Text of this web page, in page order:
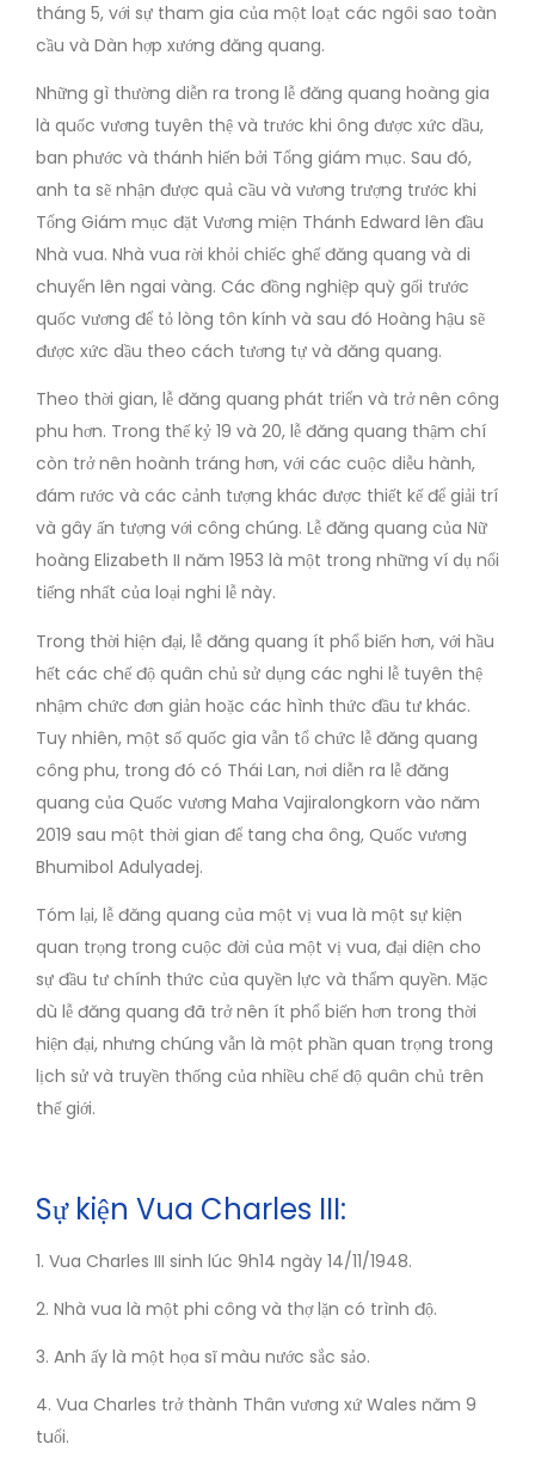
tháng 5, với sự tham gia của một loạt các ngôi sao toàn
cầu và Dàn hợp xướng đăng quang.
Những gì thường diễn ra trong lễ đăng quang hoàng gia
là quốc vương tuyên thệ và trước khi ông được xức dầu,
ban phước và thánh hiến bởi Tổng giám mục. Sau đó,
anh ta sẽ nhận được quả cầu và vương trượng trước khi
Tổng Giám mục đặt Vương miện Thánh Edward lên đầu
Nhà vua. Nhà vua rời khỏi chiếc ghế đăng quang và di
chuyển lên ngai vàng. Các đồng nghiệp quỳ gối trước
quốc vương để tỏ lòng tôn kính và sau đó Hoàng hậu sẽ
được xức dầu theo cách tương tự và đăng quang.
Theo thời gian, lễ đăng quang phát triển và trở nên công
phu hơn. Trong thế kỷ 19 và 20, lễ đăng quang thậm chí
còn trở nên hoành tráng hơn, với các cuộc diễu hành,
đám rước và các cảnh tượng khác được thiết kế để giải trí
và gây ấn tượng với công chúng. Lễ đăng quang của Nữ
hoàng Elizabeth II năm 1953 là một trong những ví dụ nổi
tiếng nhất của loại nghi lễ này.
Trong thời hiện đại, lễ đăng quang ít phổ biến hơn, với hầu
hết các chế độ quân chủ sử dụng các nghi lễ tuyên thệ
nhậm chức đơn giản hoặc các hình thức đầu tư khác.
Tuy nhiên, một số quốc gia vẫn tổ chức lễ đăng quang
công phu, trong đó có Thái Lan, nơi diễn ra lễ đăng
quang của Quốc vương Maha Vajiralongkorn vào năm
2019 sau một thời gian để tang cha ông, Quốc vương
Bhumibol Adulyadej.
Tóm lại, lễ đăng quang của một vị vua là một sự kiện
quan trọng trong cuộc đời của một vị vua, đại diện cho
sự đầu tư chính thức của quyền lực và thẩm quyền. Mặc
dù lễ đăng quang đã trở nên ít phổ biến hơn trong thời
hiện đại, nhưng chúng vẫn là một phần quan trọng trong
lịch sử và truyền thống của nhiều chế độ quân chủ trên
thế giới.
Sự kiện Vua Charles III:
1. Vua Charles III sinh lúc 9h14 ngày 14/11/1948.
2. Nhà vua là một phi công và thợ lặn có trình độ.
3. Anh ấy là một họa sĩ màu nước sắc sảo.
4. Vua Charles trở thành Thân vương xứ Wales năm 9
tuổi.